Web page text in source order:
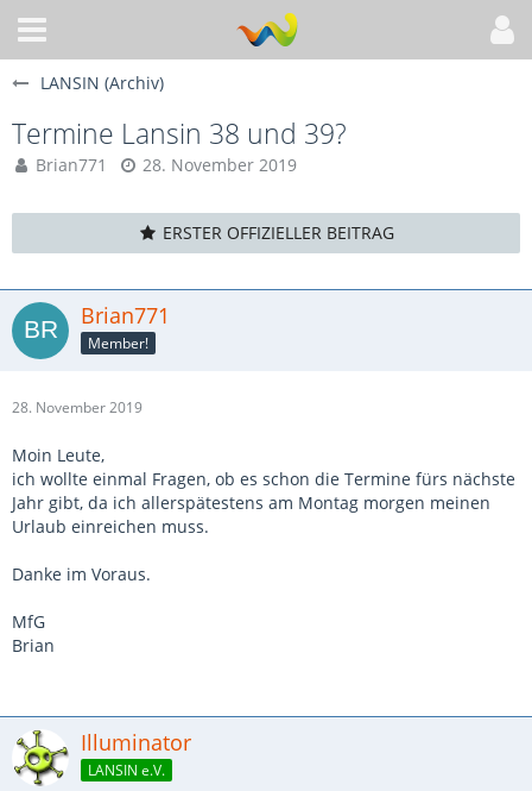
LANSIN (Archiv)
Termine Lansin 38 und 39?
Brian771 28. November 2019
ERSTER OFFIZIELLER BEITRAG
Brian771
Member!
28. November 2019
Moin Leute,
ich wollte einmal Fragen, ob es schon die Termine fürs nächste
Jahr gibt, da ich allerspätestens am Montag morgen meinen
Urlaub einreichen muss.
Danke im Voraus.
MfG
Brian
Illuminator
LANSIN e.V.